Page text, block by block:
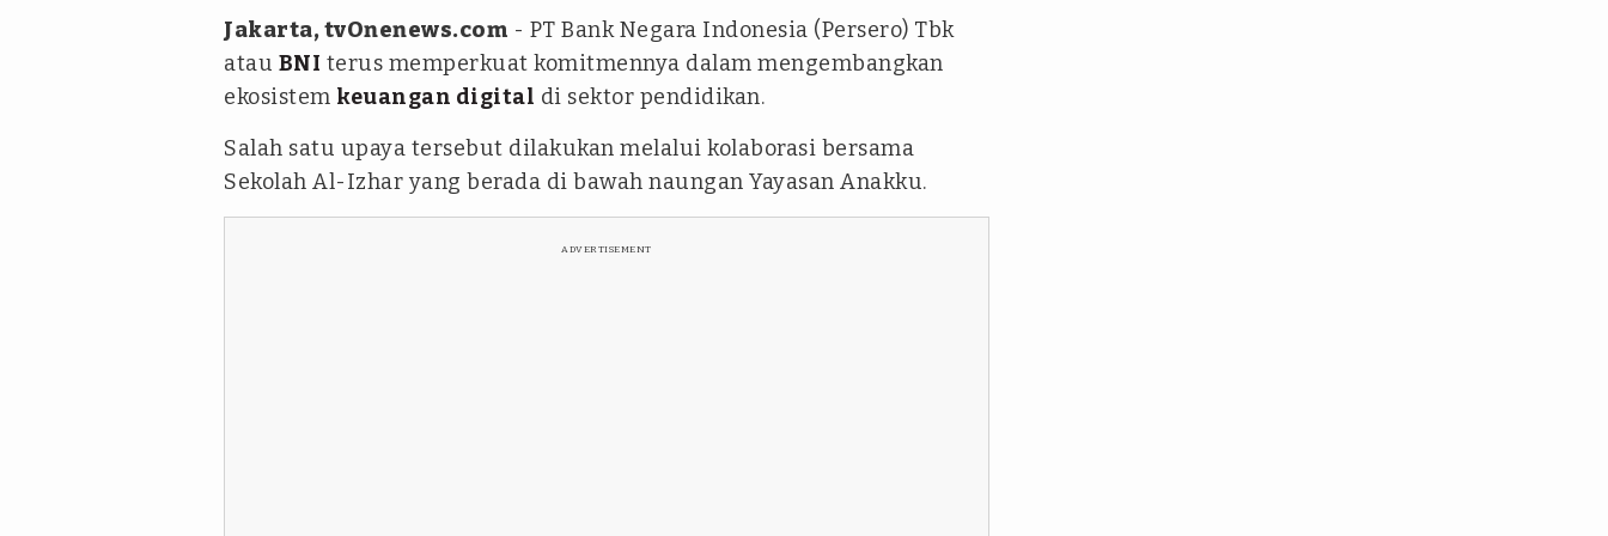
Jakarta, tvOnenews.com - PT Bank Negara Indonesia (Persero) Tbk
atau BNI terus memperkuat komitmennya dalam mengembangkan
ekosistem keuangan digital di sektor pendidikan.
Salah satu upaya tersebut dilakukan melalui kolaborasi bersama
Sekolah Al-Izhar yang berada di bawah naungan Yayasan Anakku.
ADVERTISEMENT